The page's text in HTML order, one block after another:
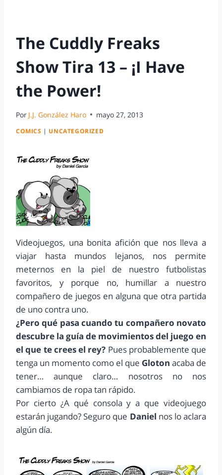
The Cuddly Freaks
Show Tira 13 – ¡I Have
the Power!
Por J.J. González Haro mayo 27, 2013
COMICS | UNCATEGORIZED
Videojuegos, una bonita afición que nos lleva a
viajar hasta mundos lejanos, nos permite
meternos en la piel de nuestro futbolistas
favoritos, y porque no, humillar a nuestro
compañero de juegos en alguna que otra partida
de uno contra uno.
¿Pero qué pasa cuando tu compañero novato
descubre la guía de movimientos del juego en
el que te crees el rey? Pues probablemente que
tenga un momento como el que Gloton acaba de
tener… aunque claro… nosotros no nos
cambiamos de ropa tan rápido.
Por cierto ¿A qué consola y a que videojuego
estarán jugando? Seguro que Daniel nos lo aclara
algún día.